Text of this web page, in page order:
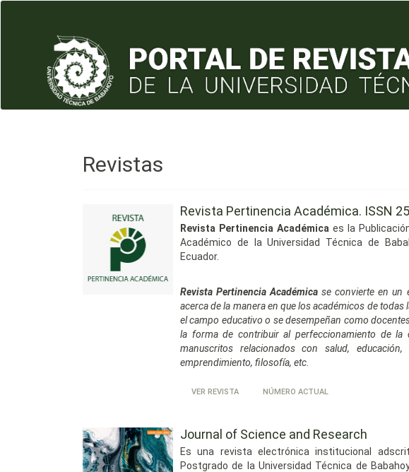
Contenido
principal
lateral
Revistas
Revista Pertinencia Académica. ISSN
Revista Pertinencia Académica es la
Académico de la Universidad Técnica de
Ecuador.
Revista Pertinencia Académica se convierte en un
acerca de la manera en que los académicos de
el campo educativo o se desempeñan como
la forma de contribuir al perfeccionamiento de
manuscritos relacionados con salud, educación,
emprendimiento, filosofía, etc.
VER REVISTA NÚMERO ACTUAL
Journal of Science and Research
Es una revista electrónica institucional
Postgrado de la Universidad Técnica de